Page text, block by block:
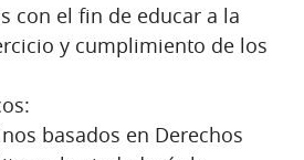
con el fin de educar a la
y cumplimiento de los
basados en Derechos